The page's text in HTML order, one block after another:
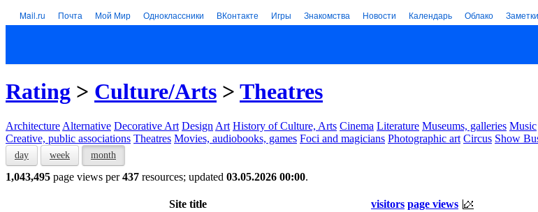
Mail.ru Почта Мой Мир Одноклассники ВКонтакте Игры Знакомства Новости Календарь Облако Заметки
Rating > Culture/Arts > Theatres
Architecture Alternative Decorative Art Design Art History of Culture, Arts Cinema Literature Museums, galleries Music
Creative, public associations Theatres Movies, audiobooks, games Foci and magicians Photographic art Circus Show
day week month
1,043,495 page views per437 resources; updated 03.05.2026 00:00.
Site title visitors page views